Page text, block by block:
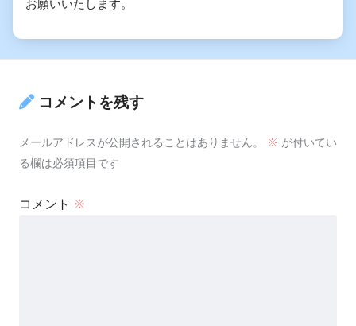
お願いいたします。
コメントを残す
メールアドレスが公開されることはありません。 ※ が付いてい
る欄は必須項目です
コメント ※